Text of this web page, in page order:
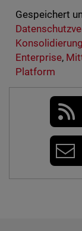
Gespeichert
Konsolidierung
Enterprise,
Platform